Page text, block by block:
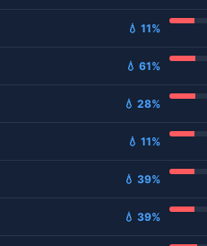
💧 11%
💧 61%
💧 28%
💧 11%
💧 39%
💧 39%